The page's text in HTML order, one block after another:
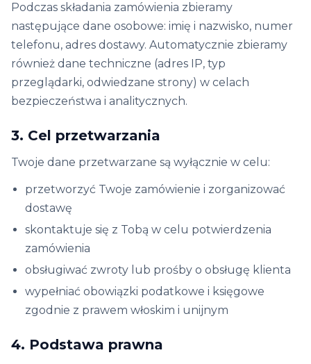
Podczas składania zamówienia zbieramy
następujące dane osobowe: imię i nazwisko, numer
telefonu, adres dostawy. Automatycznie zbieramy
również dane techniczne (adres IP, typ
przeglądarki, odwiedzane strony) w celach
bezpieczeństwa i analitycznych.
3. Cel przetwarzania
Twoje dane przetwarzane są wyłącznie w celu:
przetworzyć Twoje zamówienie i zorganizować
dostawę
skontaktuje się z Tobą w celu potwierdzenia
zamówienia
obsługiwać zwroty lub prośby o obsługę klienta
wypełniać obowiązki podatkowe i księgowe
zgodnie z prawem włoskim i unijnym
4. Podstawa prawna